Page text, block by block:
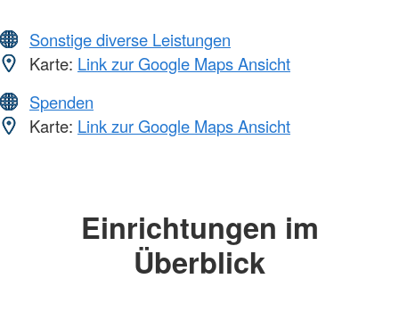
Sonstige diverse Leistungen
Karte: Link zur Google Maps Ansicht
Spenden
Karte: Link zur Google Maps Ansicht
Einrichtungen im
Überblick